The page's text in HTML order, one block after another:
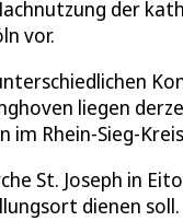
der
vor.
liegen
im Rhein-Sieg-
St. Joseph in
dienen soll.